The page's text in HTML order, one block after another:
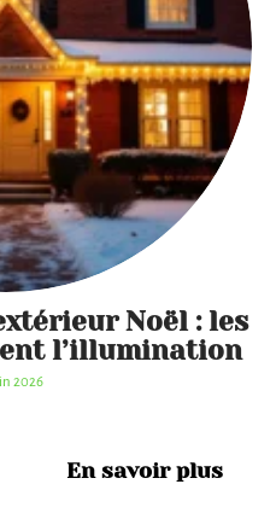
Noël : les
l’illumination
2026
En savoir plus